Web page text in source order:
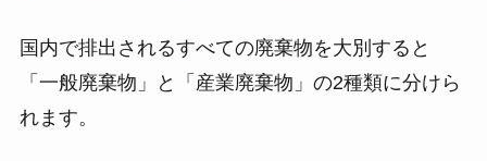
国内で排出されるすべての廃棄物を大別すると
「一般廃棄物」と「産業廃棄物」の2種類に分けら
れます。